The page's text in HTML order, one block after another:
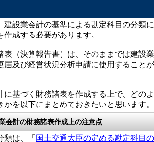
建設業会計の基準による勘定科目の分類に
成する必要があります。
表（決算報告書）は、そのままでは建設業
届及び経営状況分析申請に使用することが
に基づく財務諸表を作成する上で、どのよ
かを以下にまとめておきたいと思います。
会計の財務諸表作成上の注意点
は、「 国土交通大臣の定める勘定科目の